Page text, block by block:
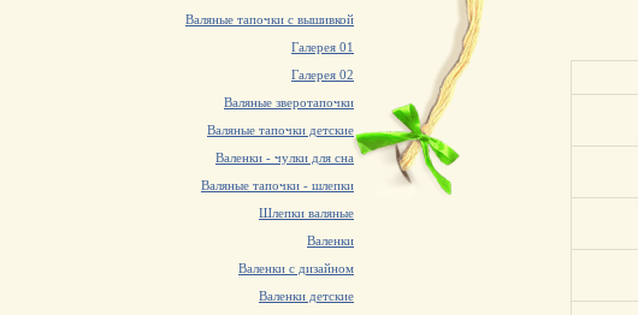
Валяные тапочки с вышивкой
Галерея 01
Галерея 02
Валяные зверотапочки
Валяные тапочки детские
Валенки - чулки для сна
Валяные тапочки - шлепки
Шлепки валяные
Валенки
Валенки с дизайном
Валенки детские